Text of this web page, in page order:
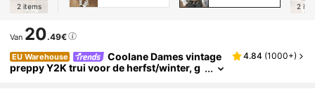
2 items 2
Van 20.49€
EU Warehouse
Coolane Dames vintage
preppy Y2K trui voor de herfst/winter, g
4.84 (1000+)